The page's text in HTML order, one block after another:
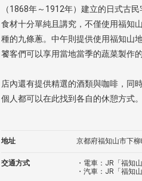
（1868年～1912年）建立的日式古
食材十分單純且講究，不僅使用福知
種的九條蔥。中午則提供使用福知山
饕客們可以享用當地當季的蔬菜製作的
店內還有提供精選的酒類與咖啡，同
個人都可以在此找到各自的休憩方式。
地址 京都府福知山市下
交通方式
・電車：JR「福知
・汽車：JR「福知